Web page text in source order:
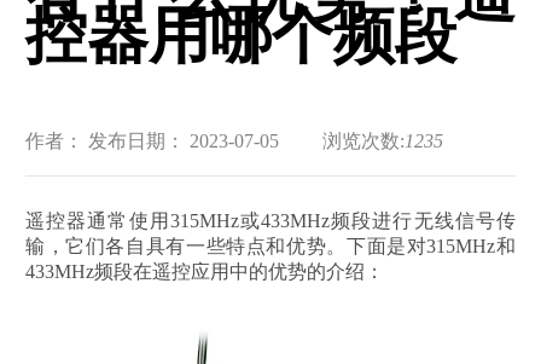
控器用哪个频段
作者： 发布日期： 2023-07-05 浏览次数:1235
遥控器通常使用315MHz或433MHz频段进行无线信号传
输，它们各自具有一些特点和优势。下面是对315MHz和
433MHz频段在遥控应用中的优势的介绍：